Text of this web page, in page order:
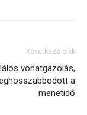
Következő cikk
vonatgázolás,
a
menetidő